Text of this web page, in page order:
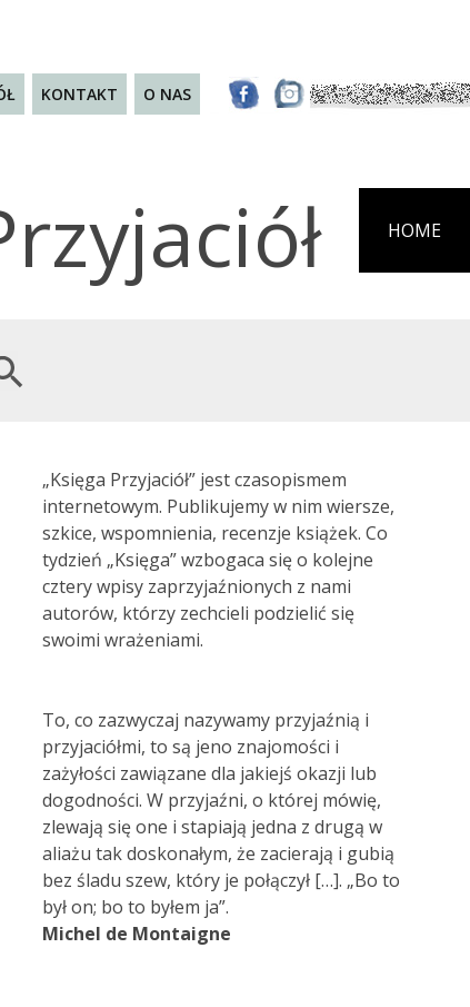
KONTAKT O NAS
HOME
„Księga Przyjaciół” jest czasopismem
internetowym. Publikujemy w nim wiersze,
szkice, wspomnienia, recenzje książek. Co
tydzień „Księga” wzbogaca się o kolejne
cztery wpisy zaprzyjaźnionych z nami
autorów, którzy zechcieli podzielić się
swoimi wrażeniami.
To, co zazwyczaj nazywamy przyjaźnią i
przyjaciółmi, to są jeno znajomości i
zażyłości zawiązane dla jakiejś okazji lub
dogodności. W przyjaźni, o której mówię,
zlewają się one i stapiają jedna z drugą w
aliażu tak doskonałym, że zacierają i gubią
bez śladu szew, który je połączył […]. „Bo to
był on; bo to byłem ja”.
Michel de Montaigne